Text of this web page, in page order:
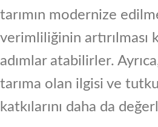
tarımın modernize
verimliliğinin artırılması
adımlar atabilirler.
tarıma olan ilgisi ve
katkılarını daha da